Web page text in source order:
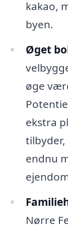
kakao,
byen.
Øget
øge
ekstra
endnu
Nørre